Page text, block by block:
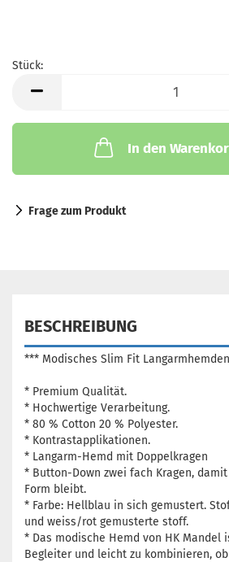
Stück:
In den
Frage zum Produkt
BESCHREIBUNG
*** Modisches Slim Fit
* Premium Qualität.
* Hochwertige Verarbeitung.
* 80 % Cotton 20 % Polyester.
* Kontrastapplikationen.
* Langarm-Hemd mit Doppelkragen
* Button-Down zwei fach Kragen,
Form bleibt.
* Farbe: Hellblau in sich gemustert.
und weiss/rot gemusterte stoff.
* Das modische Hemd von HK Mandel
Begleiter und leicht zu kombinieren,